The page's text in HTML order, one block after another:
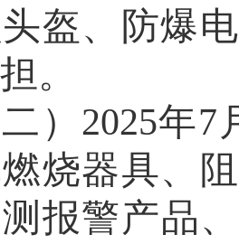
盔、防爆
。
二） 2025年7
烧器具、
报警产品